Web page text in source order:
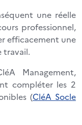
une réelle
professionnel,
efficacement une
travail.
Management,
compléter les 2
(CléA Socle